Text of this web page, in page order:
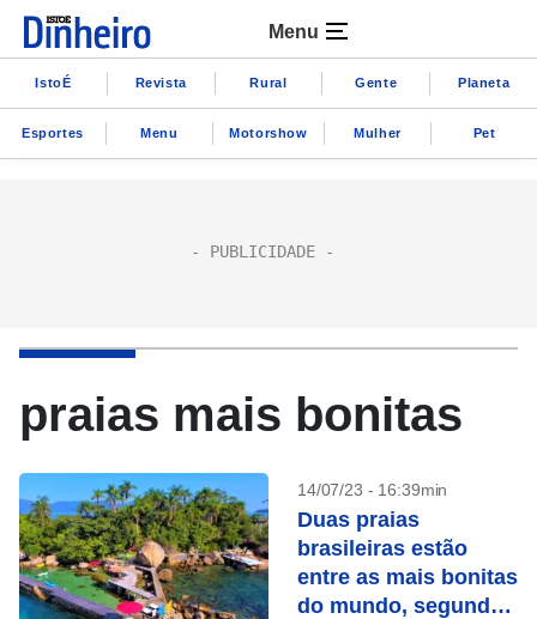
Menu
IstoÉ Revista Rural Gente Planeta
Esportes Menu Motorshow Mulher Pet
praias mais bonitas
14/07/23 - 16:39min
Duas praias
brasileiras estão
entre as mais bonitas
do mundo, segundo